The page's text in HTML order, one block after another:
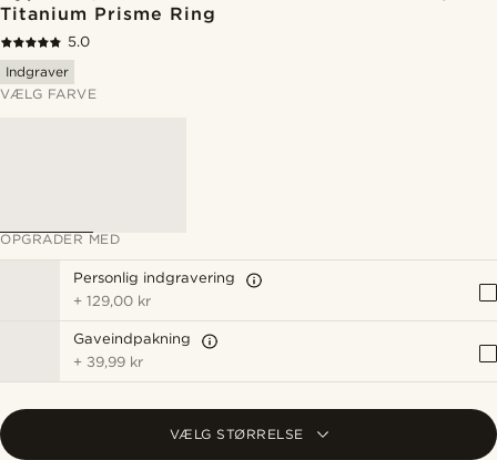
Titanium Prisme Ring
5.0
Indgraver
VÆLG FARVE
OPGRADER MED
Personlig indgravering
+129,00 kr
Gaveindpakning
+ 39,99 kr
VÆLG STØRRELSE